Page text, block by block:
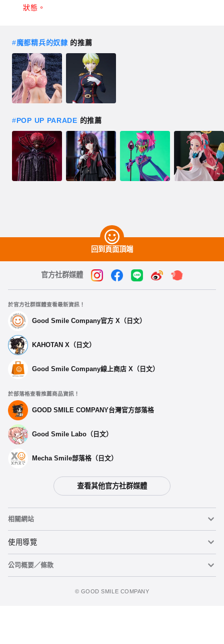
狀態。
#魔都精兵的奴隸 的推薦
#POP UP PARADE 的推薦
回到頁面頂端
官方社群媒體
於官方社群媒體查看最新資訊！
Good Smile Company官方 X（日文）
KAHOTAN X（日文）
Good Smile Company線上商店 X（日文）
於部落格查看推薦商品資訊！
GOOD SMILE COMPANY台灣官方部落格
Good Smile Labo（日文）
Mecha Smile部落格（日文）
查看其他官方社群媒體
相關網站
黏土人
黏土人臉部製造機（英文）
使用導覽
重要公告
公司概要／條款
©️ GOOD SMILE COMPANY